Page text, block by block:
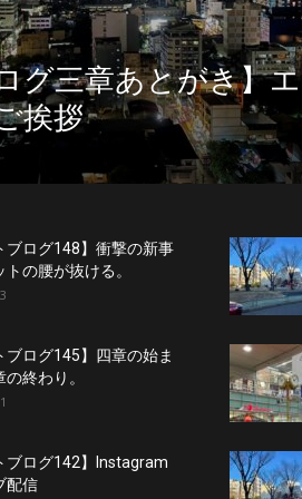
ニ
ラ
グ三章あとがき】エ
挨拶
ブログ148】衝撃の新事
の腰が抜ける。
ブログ145】四章の始ま
の終わり。
ブログ142】Instagram
配信